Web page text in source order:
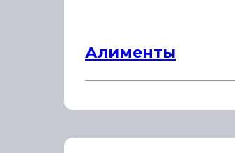
Алименты